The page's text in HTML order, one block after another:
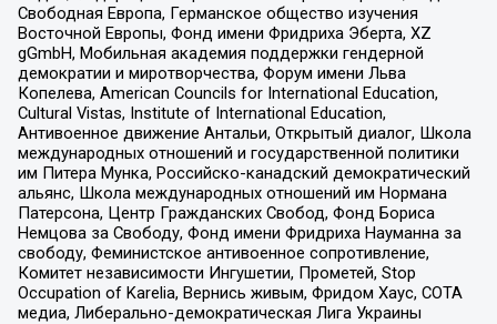
Свободная Европа, Германское общество изучения
Восточной Европы, Фонд имени Фридриха Эберта, XZ
gGmbH, Мобильная академия поддержки гендерной
демократии и миротворчества, Форум имени Льва
Копелева, American Councils for International Education,
Cultural Vistas, Institute of International Education,
Антивоенное движение Антальи, Открытый диалог, Школа
международных отношений и государственной политики
им Питера Мунка, Российско-канадский демократический
альянс, Школа международных отношений им Нормана
Патерсона, Центр Гражданских Свобод, Фонд Бориса
Немцова за Свободу, Фонд имени Фридриха Науманна за
свободу, Феминистское антивоенное сопротивление,
Комитет независимости Ингушетии, Прометей, Stop
Occupation of Karelia, Вернись живым, Фридом Хаус, СОТА
медиа, Либерально-демократическая Лига Украины